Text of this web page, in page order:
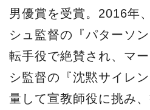
男優賞を受賞。2016年
シュ監督の『パターソ
転手役で絶賛され、マ
シ監督の『沈黙サイレ
量して宣教師役に挑み、